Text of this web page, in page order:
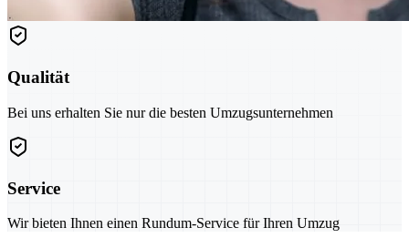
Qualität
Bei uns erhalten Sie nur die besten Umzugsunternehmen
Service
Wir bieten Ihnen einen Rundum-Service für Ihren Umzug